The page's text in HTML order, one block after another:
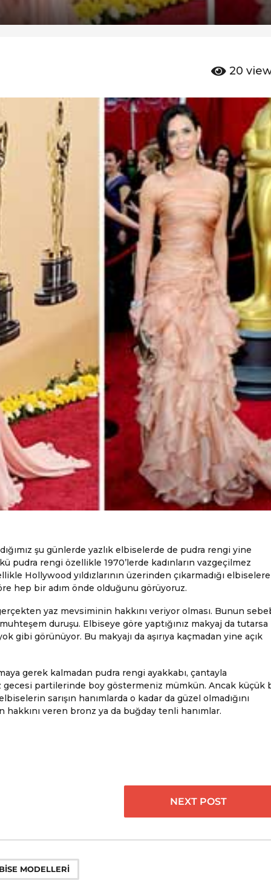
20
şu günlerde yazlık elbiselerde de pudra rengi yine
pudra rengi özellikle 1970’lerde kadınların vazgeçilmez
Hollywood yıldızlarının üzerinden çıkarmadığı elbiselere
hep bir adım önde olduğunu görüyoruz.
yaz mevsiminin hakkını veriyor olması. Bunun
duruşu. Elbiseye göre yaptığınız makyaj da tutarsa
gibi görünüyor. Bu makyajı da aşırıya kaçmadan yine açık
gerek kalmadan pudra rengi ayakkabı, çantayla
gecesi partilerinde boy göstermeniz mümkün. Ancak küçük
sarışın hanımlarda o kadar da güzel olmadığını
veren bronz ya da buğday tenli hanımlar.
NEXT POST
MODELLERI